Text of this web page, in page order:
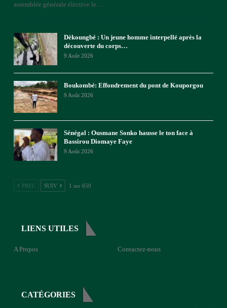
assemblée générale élective le…
Dèkoungbé : Un jeune homme interpellé après la
découverte du corps…
9 Août 2026
Boukombé: Effondrement du pont de Kouporgou
9 Août 2026
Sénégal : Ousmane Sonko hausse le ton face à
Bassirou Diomaye Faye
9 Août 2026
PREC SUIV 1 sur 650
LIENS UTILES
A Propos Contactez-nous
CATÉGORIES